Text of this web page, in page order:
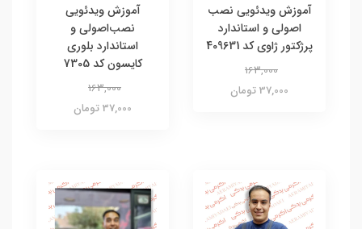
آموزش ویدئویی نصب
اصولی و استاندارد
پرژکتور ژاوی کد 409631
163,000
37,000 تومان
آموزش ویدئویی
نصب‌اصولی و
استاندارد بلوری
کایسون کد 7305
163,000
37,000 تومان